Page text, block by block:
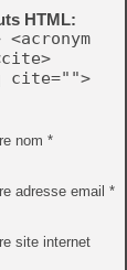
HTML:
cite="">
nom *
adresse email *
site internet